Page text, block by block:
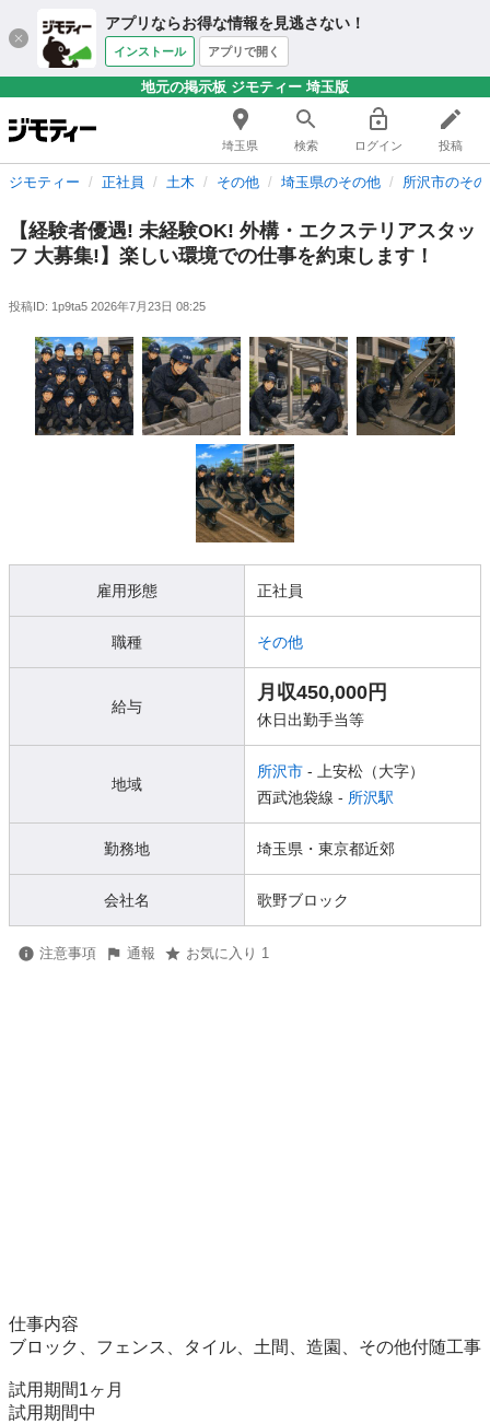
アプリならお得な情報を見逃さない！
インストール アプリで開く
地元の掲示板 ジモティー 埼玉版
埼玉県 検索 ログイン 投稿
ジモティー 正社員 土木 その他 埼玉県のその他 所沢市のそ
【経験者優遇! 未経験OK! 外構・エクステリアスタッ
フ 大募集!】楽しい環境での仕事を約束します！
投稿ID: 1p9ta5 2026年7月23日 08:25
雇用形態 正社員
職種 その他
給与
月収450,000円
休日出勤手当等
地域
所沢市 - 上安松（大字）
西武池袋線 - 所沢駅
勤務地 埼玉県・東京都近郊
会社名 歌野ブロック
注意事項 通報 お気に入り 1
仕事内容
ブロック、フェンス、タイル、土間、造園、その他付随工事
試用期間1ヶ月
試用期間中